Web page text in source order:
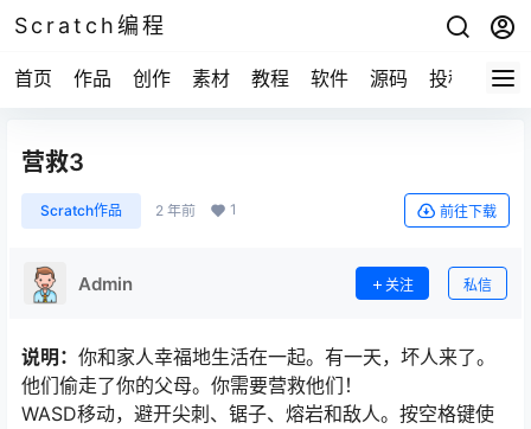
Scratch编程
首页 作品 创作 素材 教程 软件 源码 投稿 关于
营救3
Scratch作品 2 年前 1 前往下载
Admin 关注 私信
说明： 你和家人幸福地生活在一起。有一天，坏人来了。
他们偷走了你的父母。你需要营救他们！
WASD移动，避开尖刺、锯子、熔岩和敌人。按空格键使